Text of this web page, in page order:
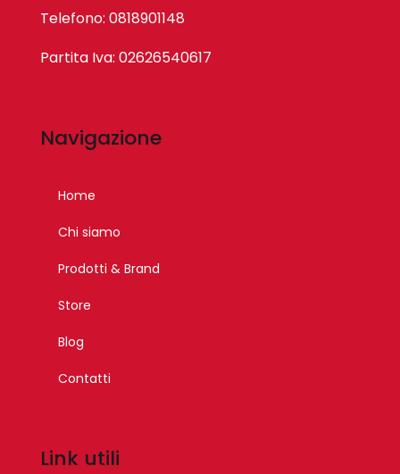
Telefono: 0818901148
Partita Iva: 02626540617
Navigazione
Home
Chi siamo
Prodotti & Brand
Store
Blog
Contatti
Link utili